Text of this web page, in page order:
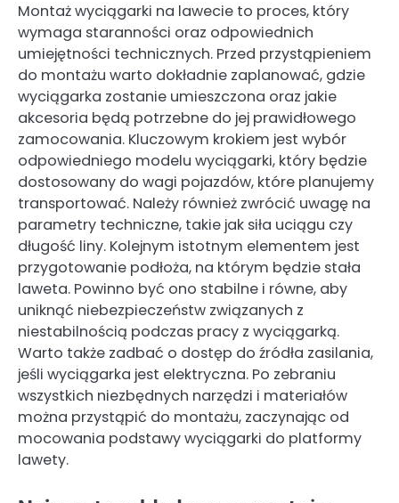
Montaż wyciągarki na lawecie to proces, który
wymaga staranności oraz odpowiednich
umiejętności technicznych. Przed przystąpieniem
do montażu warto dokładnie zaplanować, gdzie
wyciągarka zostanie umieszczona oraz jakie
akcesoria będą potrzebne do jej prawidłowego
zamocowania. Kluczowym krokiem jest wybór
odpowiedniego modelu wyciągarki, który będzie
dostosowany do wagi pojazdów, które planujemy
transportować. Należy również zwrócić uwagę na
parametry techniczne, takie jak siła uciągu czy
długość liny. Kolejnym istotnym elementem jest
przygotowanie podłoża, na którym będzie stała
laweta. Powinno być ono stabilne i równe, aby
uniknąć niebezpieczeństw związanych z
niestabilnością podczas pracy z wyciągarką.
Warto także zadbać o dostęp do źródła zasilania,
jeśli wyciągarka jest elektryczna. Po zebraniu
wszystkich niezbędnych narzędzi i materiałów
można przystąpić do montażu, zaczynając od
mocowania podstawy wyciągarki do platformy
lawety.